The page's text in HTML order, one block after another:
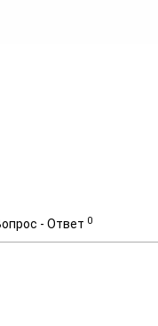
- Ответ 0